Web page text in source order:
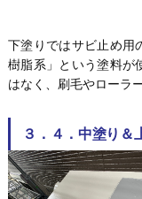
下塗りではサビ止め用
樹脂系」という塗料が
はなく、刷毛やローラ
３．４．中塗り＆